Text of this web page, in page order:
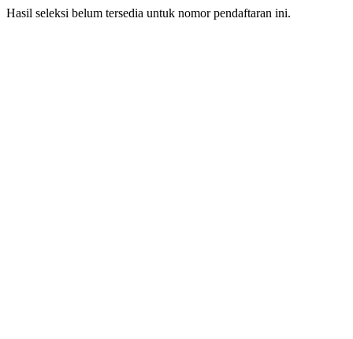
Hasil seleksi belum tersedia untuk nomor pendaftaran ini.